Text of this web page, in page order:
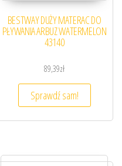
BESTWAY DUŻY MATERAC DO
PŁYWANIA ARBUZ WATERMELON
43140
89,39zł
Sprawdź sam!